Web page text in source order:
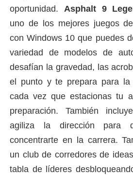
oportunidad. Asphalt 9
uno de los mejores juegos
con Windows 10 que puedes
variedad de modelos de
desafían la gravedad, las
el punto y te prepara para
cada vez que estacionas tu
preparación. También
agiliza la dirección para
concentrarte en la carrera.
un club de corredores de
tabla de líderes